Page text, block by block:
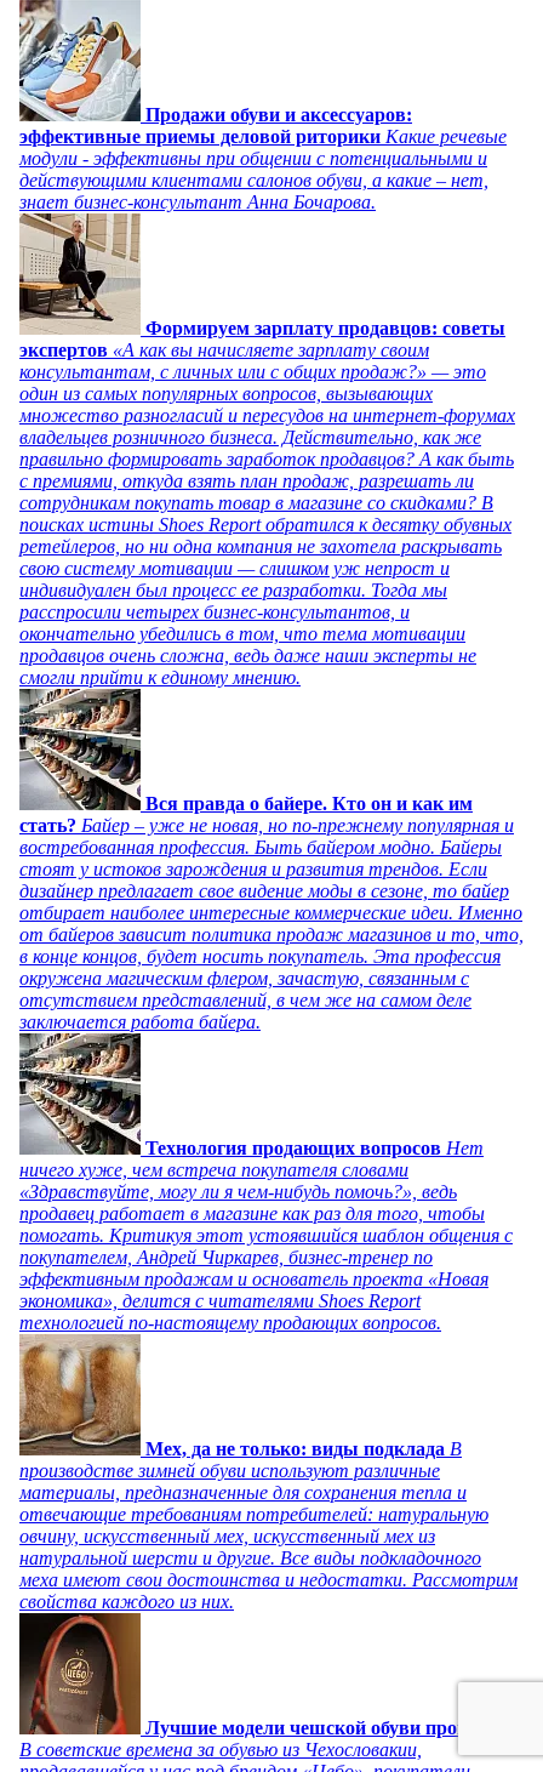
Продажи обуви и аксессуаров:
эффективные приемы деловой риторики Какие речевые
модули - эффективны при общении с потенциальными и
действующими клиентами салонов обуви, а какие – нет,
знает бизнес-консультант Анна Бочарова.
Формируем зарплату продавцов: советы
экспертов «А как вы начисляете зарплату своим
консультантам, с личных или с общих продаж?» — это
один из самых популярных вопросов, вызывающих
множество разногласий и пересудов на интернет-форумах
владельцев розничного бизнеса. Действительно, как же
правильно формировать заработок продавцов? А как быть
с премиями, откуда взять план продаж, разрешать ли
сотрудникам покупать товар в магазине со скидками? В
поисках истины Shoes Report обратился к десятку обувных
ретейлеров, но ни одна компания не захотела раскрывать
свою систему мотивации — слишком уж непрост и
индивидуален был процесс ее разработки. Тогда мы
расспросили четырех бизнес-консультантов, и
окончательно убедились в том, что тема мотивации
продавцов очень сложна, ведь даже наши эксперты не
смогли прийти к единому мнению.
Вся правда о байере. Кто он и как им
стать? Байер – уже не новая, но по-прежнему популярная и
востребованная профессия. Быть байером модно. Байеры
стоят у истоков зарождения и развития трендов. Если
дизайнер предлагает свое видение моды в сезоне, то байер
отбирает наиболее интересные коммерческие идеи. Именно
от байеров зависит политика продаж магазинов и то, что,
в конце концов, будет носить покупатель. Эта профессия
окружена магическим флером, зачастую, связанным с
отсутствием представлений, в чем же на самом деле
заключается работа байера.
Технология продающих вопросов Нет
ничего хуже, чем встреча покупателя словами
«Здравствуйте, могу ли я чем-нибудь помочь?», ведь
продавец работает в магазине как раз для того, чтобы
помогать. Критикуя этот устоявшийся шаблон общения с
покупателем, Андрей Чиркарев, бизнес-тренер по
эффективным продажам и основатель проекта «Новая
экономика», делится с читателями Shoes Report
технологией по-настоящему продающих вопросов.
Мех, да не только: виды подклада В
производстве зимней обуви используют различные
материалы, предназначенные для сохранения тепла и
отвечающие требованиям потребителей: натуральную
овчину, искусственный мех, искусственный мех из
натуральной шерсти и другие. Все виды подкладочного
меха имеют свои достоинства и недостатки. Рассмотрим
свойства каждого из них.
Лучшие модели чешской обуви прошлого
В советские времена за обувью из Чехословакии,